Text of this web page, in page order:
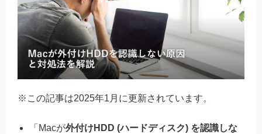
※この記事は2025年1月に更新されています。
「Macが外付けHDD (ハードディスク) を認識しな